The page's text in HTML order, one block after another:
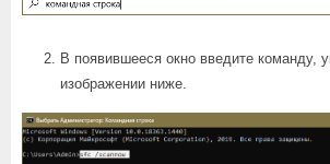
В появившееся окно введите команду,
изображении ниже.